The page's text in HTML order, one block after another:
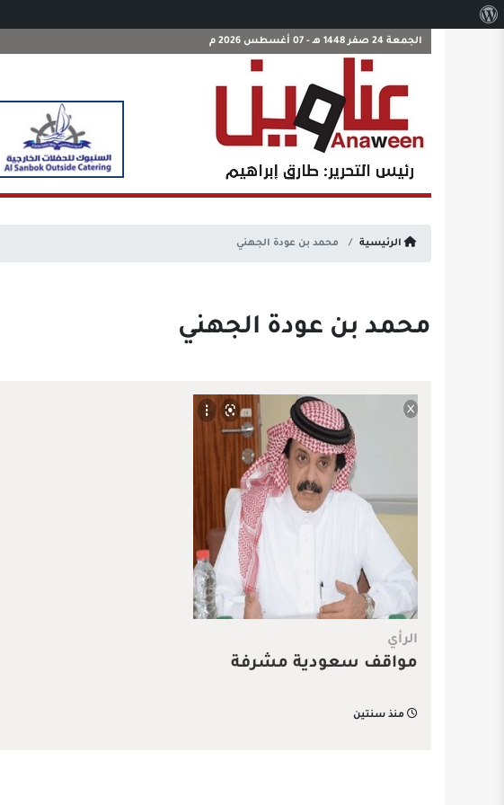
الجمعة 24 صفر 1448 هـ - 07 أغسطس 2026 م
الرئيسية محمد بن عودة الجهني
محمد بن عودة الجهني
الرأي
مواقف سعودية مشرفة
منذ سنتين